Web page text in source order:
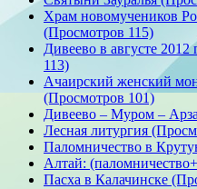
Храм новомучеников
(Просмотров 115)
Дивеево в августе
113)
Ачаирский женский
(Просмотров 101)
Дивеево – Муром –
Лесная литургия
Паломничество в
Алтай:
Пасха в Калачинске